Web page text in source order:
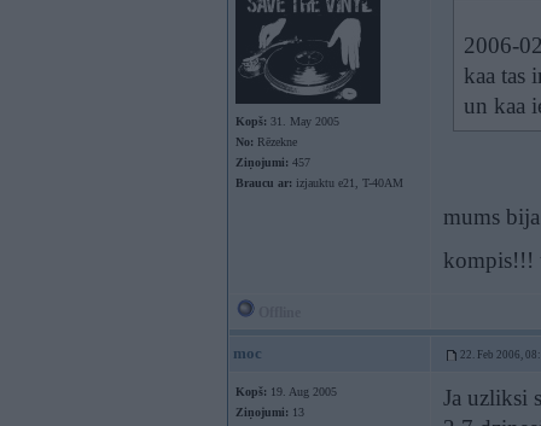
Kopš: 31. May 2005
No: Rēzekne
Ziņojumi: 457
Braucu ar: izjauktu e21, T-40AM
2006-
kaa tas
un kaa
mums
kompis!!!
moc 22. Feb 2006,
Kopš: 19. Aug 2005
Ziņojumi: 13
Ja uzliksi